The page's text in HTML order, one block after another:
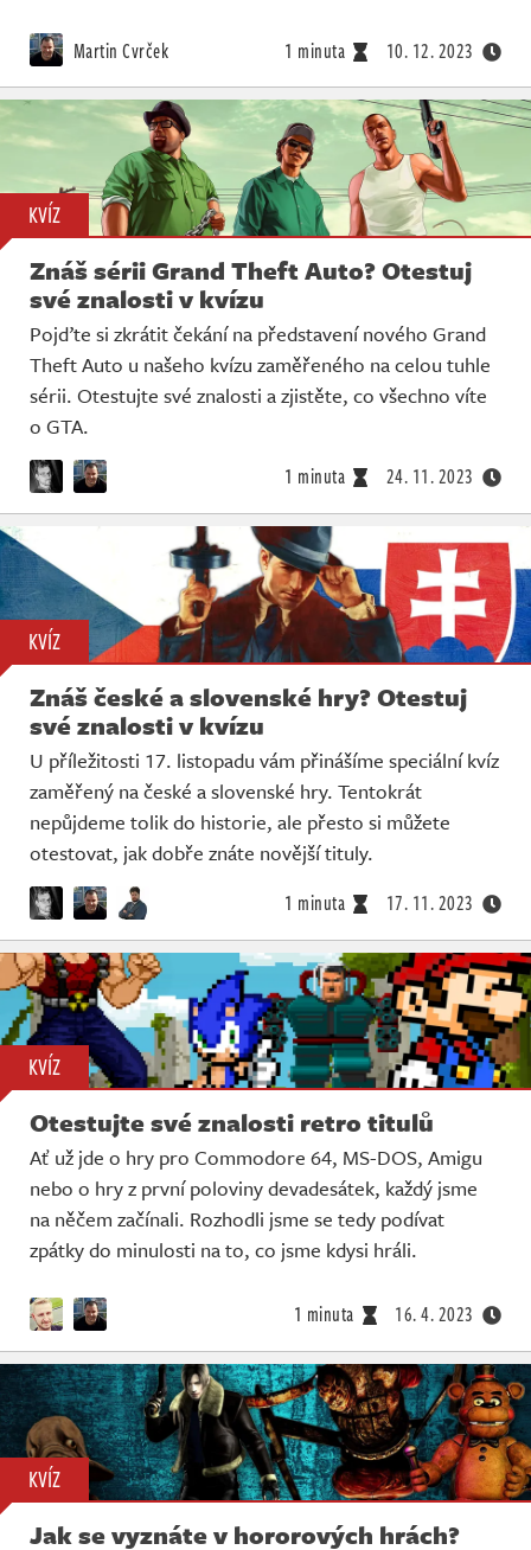
Martin Cvrček 1 minuta 10. 12. 2023
KVÍZ
Znáš sérii Grand Theft Auto? Otestuj
své znalosti v kvízu
Pojďte si zkrátit čekání na představení nového Grand
Theft Auto u našeho kvízu zaměřeného na celou tuhle
sérii. Otestujte své znalosti a zjistěte, co všechno víte
o GTA.
1 minuta 24. 11. 2023
KVÍZ
Znáš české a slovenské hry? Otestuj
své znalosti v kvízu
U příležitosti 17. listopadu vám přinášíme speciální kvíz
zaměřený na české a slovenské hry. Tentokrát
nepůjdeme tolik do historie, ale přesto si můžete
otestovat, jak dobře znáte novější tituly.
1 minuta 17. 11. 2023
KVÍZ
Otestujte své znalosti retro titulů
Ať už jde o hry pro Commodore 64, MS-DOS, Amigu
nebo o hry z první poloviny devadesátek, každý jsme
na něčem začínali. Rozhodli jsme se tedy podívat
zpátky do minulosti na to, co jsme kdysi hráli.
1 minuta 16. 4. 2023
KVÍZ
Jak se vyznáte v hororových hrách?